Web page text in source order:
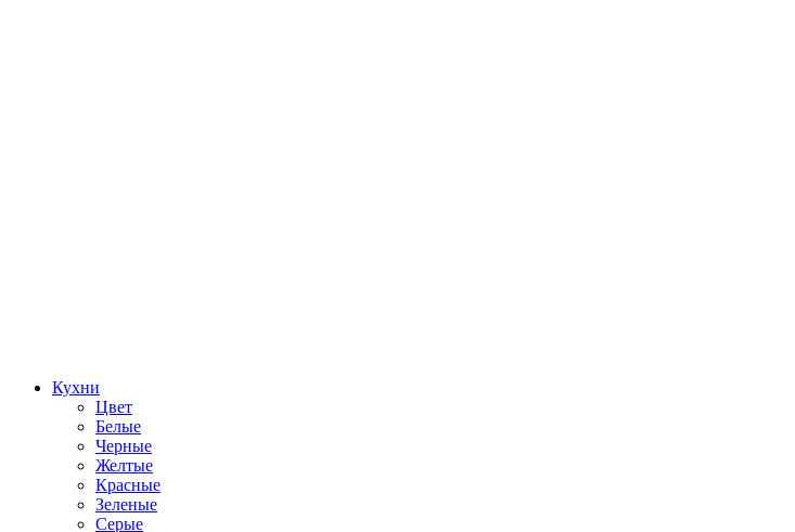
Кухни
Цвет
Белые
Черные
Желтые
Красные
Зеленые
Серые